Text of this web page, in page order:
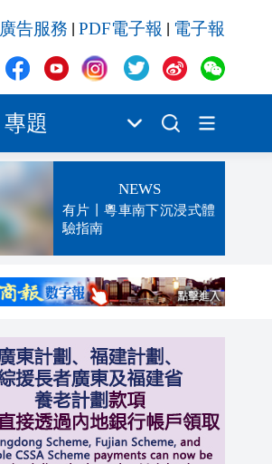
廣告服務 PDF電子報 電子報
專題
NEWS
有片丨粵車南下沉浸式體
驗指南